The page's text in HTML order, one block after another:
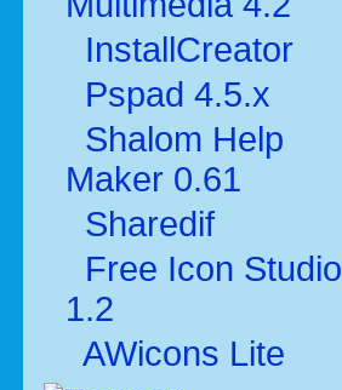
InstallCreator
Pspad 4.5.x
Shalom Help
Maker 0.61
Sharedif
Free Icon Studio
1.2
AWicons Lite